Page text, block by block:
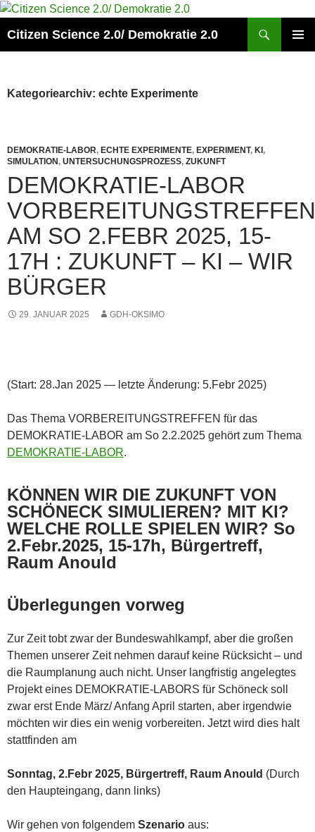
Zum
springen
Citizen Science 2.0/ Demokratie 2.0
Kategoriearchiv: echte Experimente
DEMOKRATIE-LABOR, ECHTE EXPERIMENTE, EXPERIMENT, KI,
SIMULATION, UNTERSUCHUNGSPROZESS, ZUKUNFT
DEMOKRATIE-LABOR
VORBEREITUNGSTREFFEN
AM SO 2.FEBR 2025, 15-
17H : ZUKUNFT – KI – WIR
BÜRGER
29. JANUAR 2025 GDH-OKSIMO
(Start: 28.Jan 2025 — letzte Änderung: 5.Febr 2025)
Das Thema VORBEREITUNGSTREFFEN für das
DEMOKRATIE-LABOR am So 2.2.2025 gehört zum Thema
DEMOKRATIE-LABOR.
KÖNNEN WIR DIE ZUKUNFT VON
SCHÖNECK SIMULIEREN? MIT KI?
WELCHE ROLLE SPIELEN WIR? So
2.Febr.2025, 15-17h, Bürgertreff,
Raum Anould
Überlegungen vorweg
Zur Zeit tobt zwar der Bundeswahlkampf, aber die großen
Themen unserer Zeit nehmen darauf keine Rücksicht – und
die Raumplanung auch nicht. Unser langfristig angelegtes
Projekt eines DEMOKRATIE-LABORS für Schöneck soll
zwar erst Ende März/ Anfang April starten, aber irgendwie
möchten wir dies ein wenig vorbereiten. Jetzt wird dies halt
stattfinden am
Sonntag, 2.Febr 2025, Bürgertreff, Raum Anould (Durch
den Haupteingang, dann links)
Wir gehen von folgendem Szenario aus: